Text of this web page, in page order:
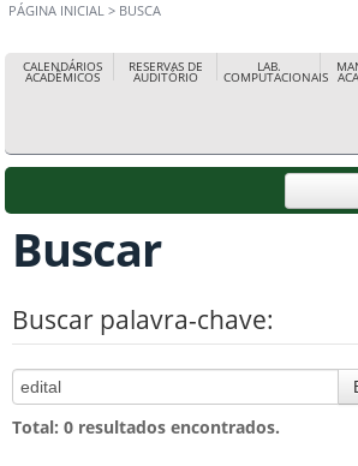
PÁGINA INICIAL > BUSCA
CALENDÁRIOS
ACADÊMICOS
RESERVAS DE
AUDITÓRIO
LAB.
COMPUTACIONAIS
Buscar
Buscar palavra-chave:
Total: 0 resultados encontrados.